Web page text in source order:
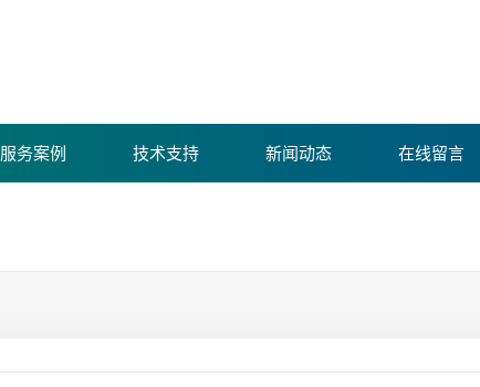
服务案例 技术支持 新闻动态 在线留言